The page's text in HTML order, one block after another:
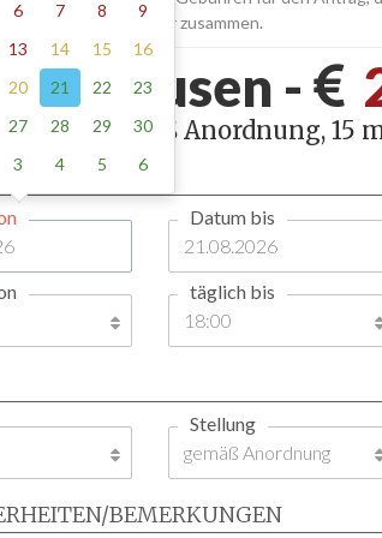
Abholen der Schilder zusammen.
-
gemäß Anordnung, 15
Datum bis
täglich bis
Stellung
BEMERKUNGEN
6 7 8
9
13 14 15
16
20 21 22
23
27 28 29
30
3 4 5 6